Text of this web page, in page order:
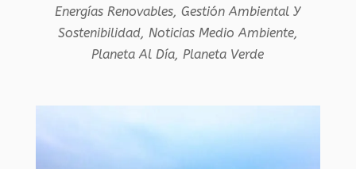
Energías Renovables,Gestión Ambiental Y
Sostenibilidad, Noticias Medio Ambiente,
Planeta Al Día,Planeta Verde